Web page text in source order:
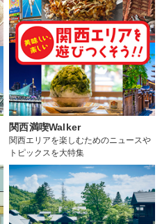
関西満喫Walker
関西エリアを楽しむためのニュースや
トピックスを大特集